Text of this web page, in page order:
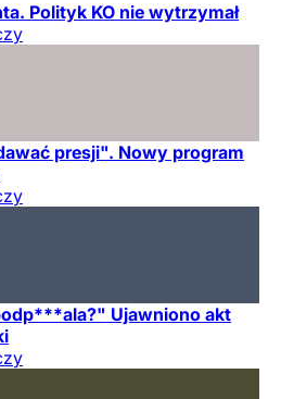
Polityk KO nie wytrzymał
presji". Nowy program
Ujawniono akt